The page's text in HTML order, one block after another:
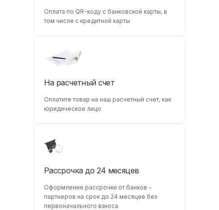
Оплата по QR-коду с банковской карты, в
том числе с кредитной карты
На расчетный счет
Оплатите товар на наш расчетный счет, как
юридическое лицо
Рассрочка до 24 месяцев
Оформление рассрочки от банков -
партнеров на срок до 24 месяцев без
первоначального взноса